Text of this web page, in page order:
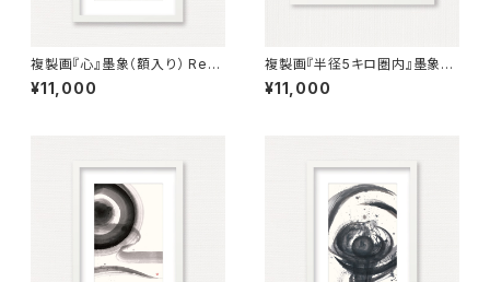
複製画『心』墨象（額入り） Repr
oduction Painting「Heart」
（Framed）
¥11,000
複製画『半径5キロ圏内』墨象
（額入り） Reproduction pain
ting「Within 5km radius」（Fr
¥11,000